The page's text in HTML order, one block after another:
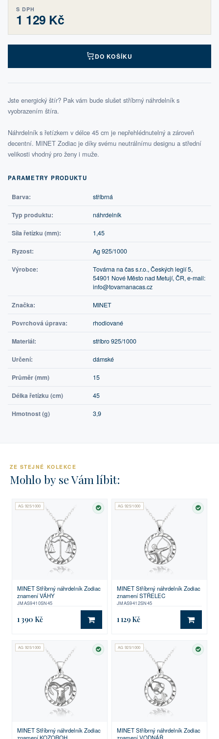
S DPH
1 129 Kč
DO KOŠÍKU
Jste energický štír? Pak vám bude slušet stříbrný náhrdelník s
vyobrazením štíra.
Náhrdelník s řetízkem v délce 45 cm je nepřehlédnutelný a zároveň
decentní. MINET Zodiac je díky svému neutrálnímu designu a střední
velikosti vhodný pro ženy i muže.
PARAMETRY PRODUKTU
Barva: stříbrná
Typ produktu: náhrdelník
Síla řetízku (mm): 1,45
Ryzost: Ag 925/1000
Výrobce:
Továrna na čas s.r.o., Českých legií 5,
54901 Nové Město nad Metují, ČR, e-mail:
info@tovarnanacas.cz
Značka: MINET
Povrchová úprava: rhodiované
Materiál: stříbro 925/1000
Určení: dámské
Průměr (mm) 15
Délka řetízku (cm) 45
Hmotnost (g) 3,9
ZE STEJNÉ KOLEKCE
Mohlo by se Vám líbit:
AG 925/1000
SKLADEM
MINET Stříbrný náhrdelník Zodiac
znamení VÁHY
JMAS9410SN45
1 390 Kč DO KOŠÍKU
AG 925/1000
MINET Stříbrný náhrdelník Zodiac
znamení STŘELEC
JMAS9412SN45
1 129 Kč DO
AG 925/1000
SKLADEM
MINET Stříbrný náhrdelník Zodiac
AG 925/1000
MINET Stříbrný náhrdelník Zodiac